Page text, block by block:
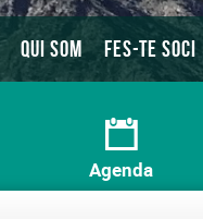
QUI SOM FES-TE SOCI
Agenda